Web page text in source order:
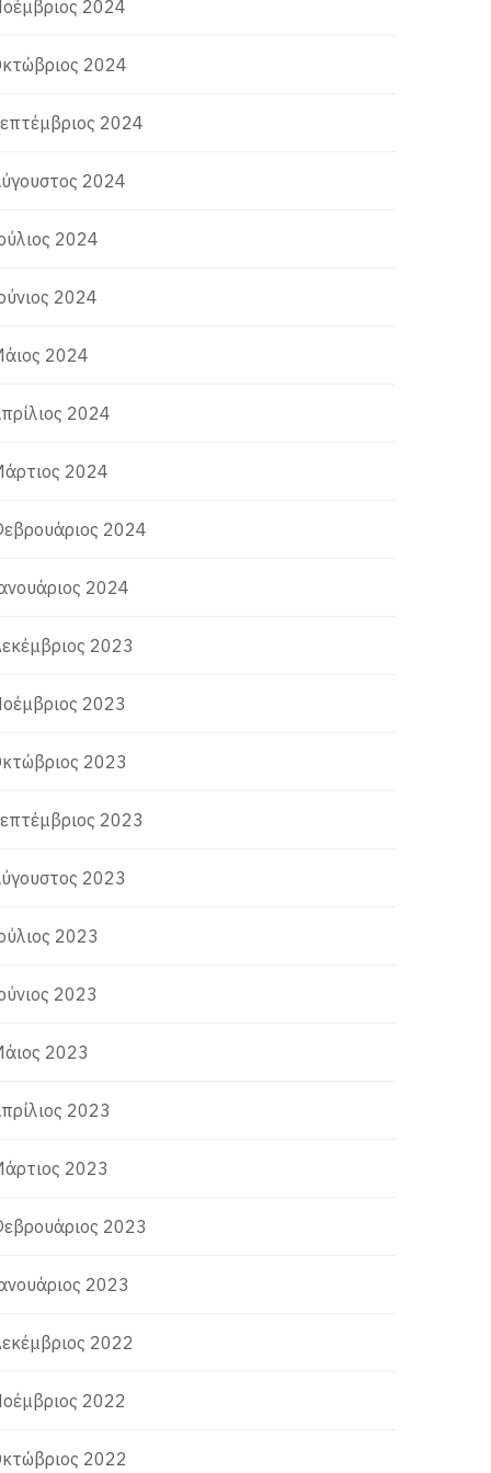
2024
2024
2024
2024
2024
2024
2024
2024
2024
2024
2024
2023
2023
2023
2023
2023
2023
2023
2023
2023
2023
2023
2023
2022
2022
2022